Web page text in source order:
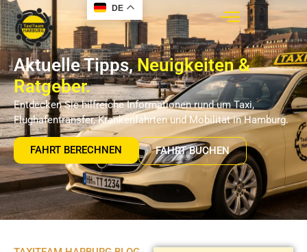
DE
Aktuelle Tipps,Neuigkeiten &
Ratgeber.
Entdecken Sie hilfreiche Informationen rund um Taxi,
Flughafentransfer, Krankenfahrten und Mobilität in Hamburg.
FAHRT BERECHNEN FAHRT BUCHEN